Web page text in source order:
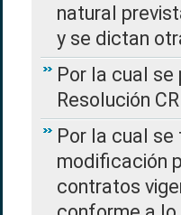
natural
y se dictan
Por la cual
Resolución
Por la cual
modificación
contratos